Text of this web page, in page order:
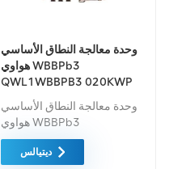
وحدة معالجة النطاق الأساسي
هواوي WBBPb3
QWL1WBBPB3 020KWP
WCDMA لهواوي WCDMA
UMTS
وحدة معالجة النطاق الأساسي
هواوي WBBPb3
QWL1WBBPB3 020KWP
WCDMA لهواوي WCDMA
ديتيالس